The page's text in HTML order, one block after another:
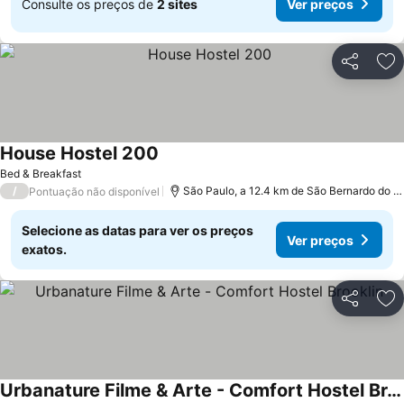
Consulte os preços de 2 sites Ver preços
Partilhar
Bed & Breakfast
House Hostel 200
/ Pontuação não disponível São Paulo, a 12.4 km de São Bernardo do Campo
Selecione as datas para ver os preços
exatos.
Ver preços
Partilhar
Urbanature Filme & Arte - Comfort Hostel Brooklin